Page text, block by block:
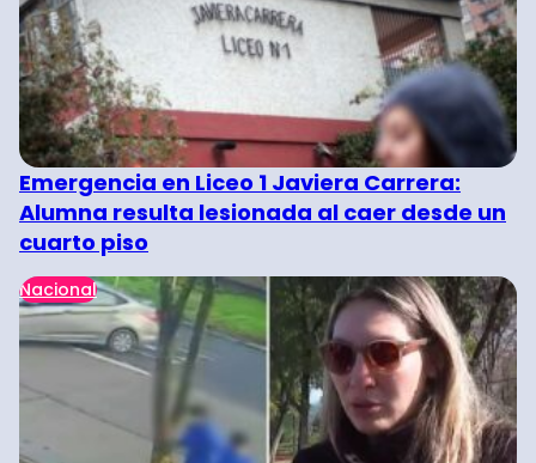
Emergencia en Liceo 1 Javiera Carrera:
Alumna resulta lesionada al caer desde un
cuarto piso
Nacional